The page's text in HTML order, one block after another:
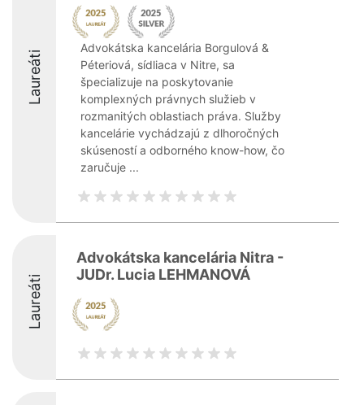
Laureáti
Advokátska kancelária Borgulová &
Péteriová, sídliaca v Nitre, sa
špecializuje na poskytovanie
komplexných právnych služieb v
rozmanitých oblastiach práva. Služby
kancelárie vychádzajú z dlhoročných
skúseností a odborného know-how, čo
zaručuje ...
Laureáti
Advokátska kancelária Nitra -
JUDr. Lucia LEHMANOVÁ